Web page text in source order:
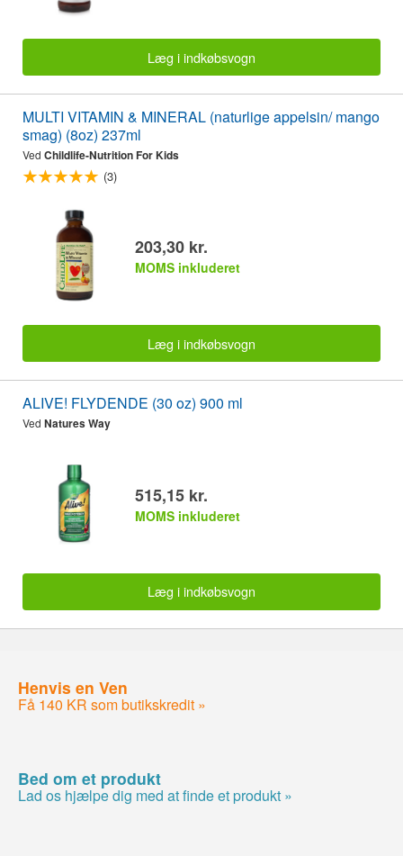
Læg i indkøbsvogn
MULTI VITAMIN & MINERAL (naturlige appelsin/ mango
smag) (8oz) 237ml
Ved Childlife-Nutrition For Kids
(3)
203,30 kr.
MOMS inkluderet
Læg i indkøbsvogn
ALIVE! FLYDENDE (30 oz) 900 ml
Ved Natures Way
515,15 kr.
MOMS inkluderet
Læg i indkøbsvogn
Henvis en Ven
Få 140 KR som butikskredit »
Bed om et produkt
Lad os hjælpe dig med at finde et produkt »